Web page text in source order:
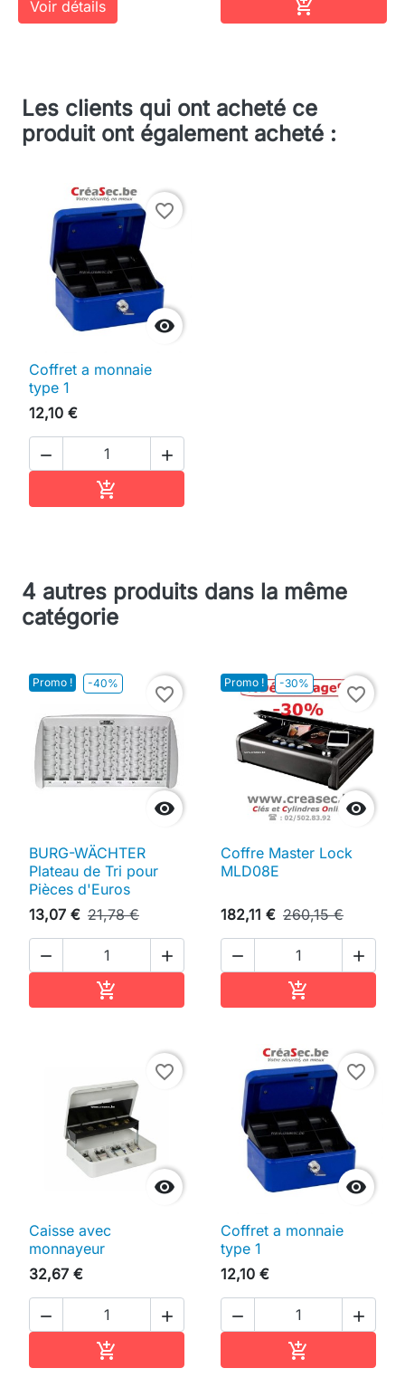
Voir détails 
Les clients qui ont acheté ce
produit ont également acheté :

favorite_border
Coffret a monnaie
type 1
12,10 €
 

4 autres produits dans la même
catégorie
Promo ! -40%

favorite_border
BURG-WÄCHTER
Plateau de Tri pour
Pièces d'Euros
13,07 € 21,78 €
 

Promo ! -30%

favorite_border
Coffre Master Lock
MLD08E
182,11 € 260,15 €
 


favorite_border
Caisse avec
monnayeur
32,67 €
 


favorite_border
Coffret a monnaie
type 1
12,10 €
 
